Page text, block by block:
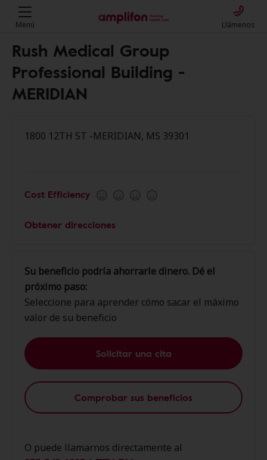
Menú Llámenos
Rush Medical Group
Professional Building -
MERIDIAN
1800 12TH ST -MERIDIAN, MS 39301
Cost Efficiency
Obtener direcciones
Su beneficio podría ahorrarle dinero. Dé el
próximo paso:
Seleccione para aprender cómo sacar el máximo
valor de su beneficio
Solicitar una cita
Comprobar sus beneficios
O puede llamarnos directamente al